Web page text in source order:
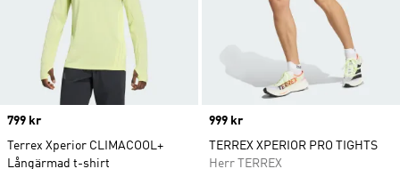
Price
799 kr
Terrex Xperior CLIMACOOL+
Långärmad t-shirt
Price
999 kr
TERREX XPERIOR PRO TIGHTS
Herr TERREX